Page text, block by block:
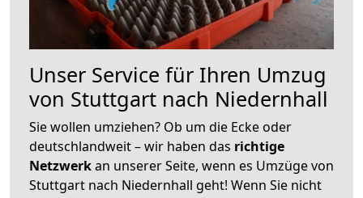
Unser Service für Ihren Umzug
von Stuttgart nach Niedernhall
Sie wollen umziehen? Ob um die Ecke oder
deutschlandweit – wir haben das richtige
Netzwerkan unserer Seite, wenn es Umzüge von
Stuttgart nach Niedernhall geht! Wenn Sie nicht